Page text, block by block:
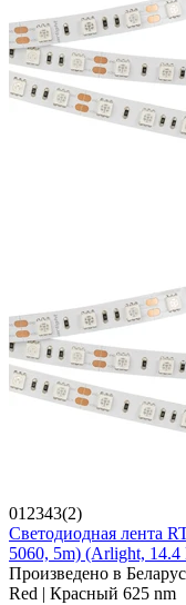
012343(2)
Светодиодная лента
5060, 5m) (Arlight,
Произведено в
Red | Красный 625 nm